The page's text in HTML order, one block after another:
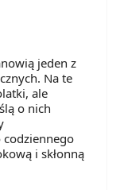
jeden z
Na te
ale
o nich
i skłonną